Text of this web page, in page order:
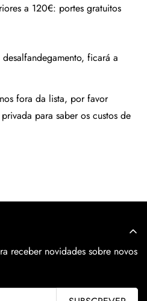
a 120€: portes gratuitos
ficará a
fora da lista, por favor
para saber os custos de
receber novidades sobre novos